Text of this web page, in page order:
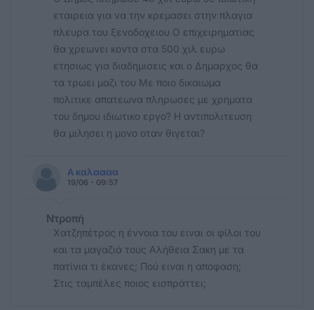
εταιρεια για να την κρεμασει στην πλαγια
πλευρα του ξενοδοχειου Ο επιχειρηματιας
θα χρεωνει κοντα στα 500 χιλ ευρω
ετησιως για διαδημισεις και ο Δημαρχος θα
τα τρωει μαζι του Με ποιο δικαιωμα
πολιτικε απατεωνα πληρωσες με χρηματα
του δημου ιδιωτικο εργο? Η αντιπολιτευση
θα μιλησει η μονο οταν θιγεται?
Α καλαααα
19/06 - 09:57
Ντροπή
Χατζηπέτρος η έννοια του ειναι οι φίλοι του
και τα μαγαζιά τους Αλήθεια Σακη με τα
πατίνια τι έκανες; Πού ειναι η αποφαση;
Στις ταμπέλες ποιος εισπράττει;